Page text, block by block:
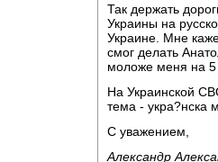
Так держать
Украины на
Украине. Мне
смог делать
моложе меня на 5
На Украинской
тема - укра?нска
С уважением,
Александр